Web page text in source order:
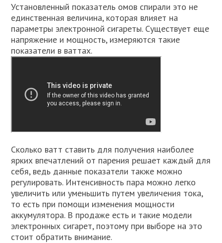
Установленный показатель омов спирали это не
единственная величина, которая влияет на
параметры электронной сигареты. Существует еще
напряжение и мощность, измеряются такие
показатели в ваттах.
Сколько ватт ставить для получения наиболее
ярких впечатлений от парения решает каждый для
себя, ведь данные показатели также можно
регулировать. Интенсивность пара можно легко
увеличить или уменьшить путем увеличения тока,
то есть при помощи изменения мощности
аккумулятора. В продаже есть и такие модели
электронных сигарет, поэтому при выборе на это
стоит обратить внимание.